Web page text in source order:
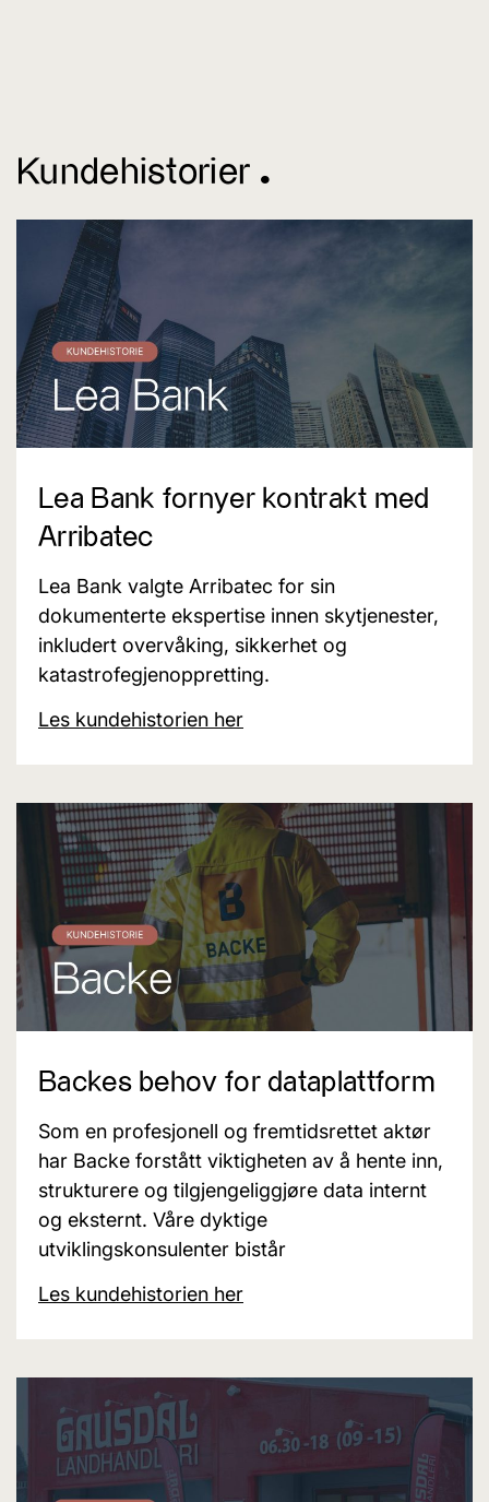
Kundehistorier ^
Lea Bank fornyer kontrakt med
Arribatec
Lea Bank valgte Arribatec for sin
dokumenterte ekspertise innen skytjenester,
inkludert overvåking, sikkerhet og
katastrofegjenoppretting.
Les kundehistorien her
Backes behov for dataplattform
Som en profesjonell og fremtidsrettet aktør
har Backe forstått viktigheten av å hente inn,
strukturere og tilgjengeliggjøre data internt
og eksternt. Våre dyktige
utviklingskonsulenter bistår
Les kundehistorien her